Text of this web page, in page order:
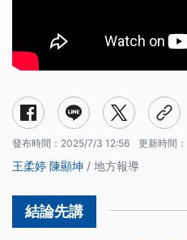
發布時間： 2025/7/3 12:56 更新時間：
王柔婷 陳顯坤 / 地方報導